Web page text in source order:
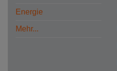
Energie
Mehr...